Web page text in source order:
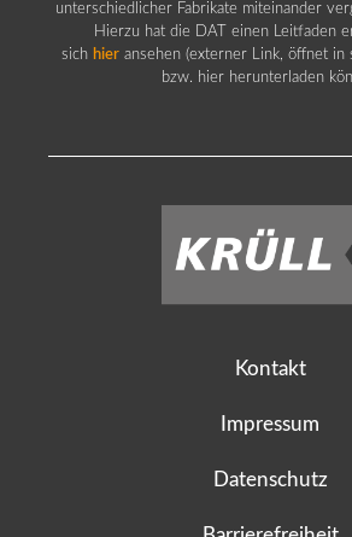
unterschiedlicher Fabrikate miteinander
Hierzu hat die DAT einen Leitfaden
sich hier ansehen (externer Link, öffnet in
bzw. hier herunterladen
Kontakt
Impressum
Datenschutz